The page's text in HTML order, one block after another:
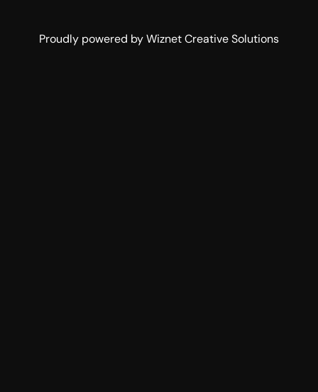
Proudly powered by Wiznet Creative Solutions